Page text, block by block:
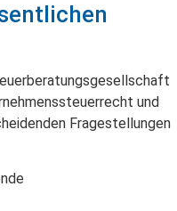
und
Fragestellungen